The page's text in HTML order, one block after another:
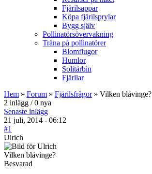
Fjärilsappar
Köpa fjärilsprylar
Bygg själv
Pollinatörsövervakning
Träna på pollinatörer
Blomflugor
Humlor
Solitärbin
Fjärilar
Hem » Forum » Fjärilsfrågor» Vilken blåvinge?
2 inlägg / 0 nya
Senaste inlägg
21 juli, 2014 - 06:12
#1
Ulrich
Vilken blåvinge?
Besvarad